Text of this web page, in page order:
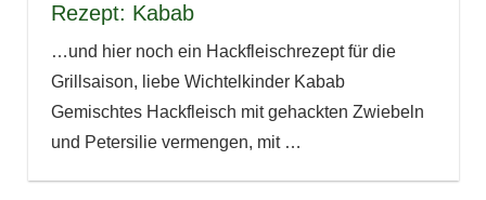
Rezept: Kabab
…und hier noch ein Hackfleischrezept für die
Grillsaison, liebe Wichtelkinder Kabab
Gemischtes Hackfleisch mit gehackten Zwiebeln
und Petersilie vermengen, mit …